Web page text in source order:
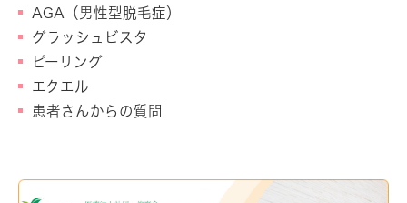
AGA（男性型脱毛症）
グラッシュビスタ
ピーリング
エクエル
患者さんからの質問